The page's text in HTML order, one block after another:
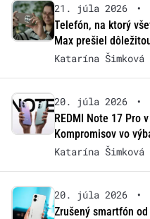
21. júla 2026 •
Telefón, na ktorý
Max prešiel
Katarína Šimková
20. júla 2026 •
REDMI Note 17 Pro
Kompromisov vo
Katarína Šimková
20. júla 2026 •
Zrušený smartfón